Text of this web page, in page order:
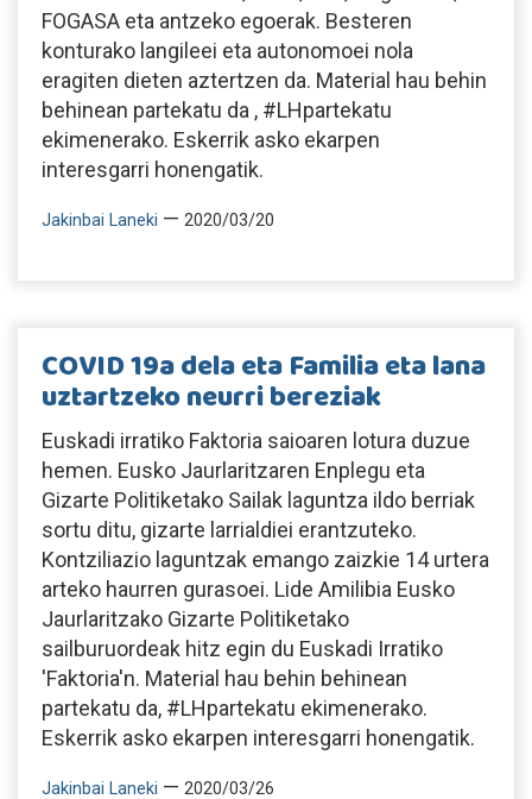
FOGASA eta antzeko egoerak. Besteren
konturako langileei eta autonomoei nola
eragiten dieten aztertzen da. Material hau behin
behinean partekatu da , #LHpartekatu
ekimenerako. Eskerrik asko ekarpen
interesgarri honengatik.
Jakinbai Laneki — 2020/03/20
COVID 19a dela eta Familia eta lana
uztartzeko neurri bereziak
Euskadi irratiko Faktoria saioaren lotura duzue
hemen. Eusko Jaurlaritzaren Enplegu eta
Gizarte Politiketako Sailak laguntza ildo berriak
sortu ditu, gizarte larrialdiei erantzuteko.
Kontziliazio laguntzak emango zaizkie 14 urtera
arteko haurren gurasoei. Lide Amilibia Eusko
Jaurlaritzako Gizarte Politiketako
sailburuordeak hitz egin du Euskadi Irratiko
'Faktoria'n. Material hau behin behinean
partekatu da, #LHpartekatu ekimenerako.
Eskerrik asko ekarpen interesgarri honengatik.
Jakinbai Laneki — 2020/03/26